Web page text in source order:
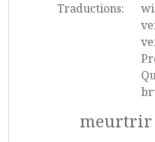
Traductions:
meurtrir